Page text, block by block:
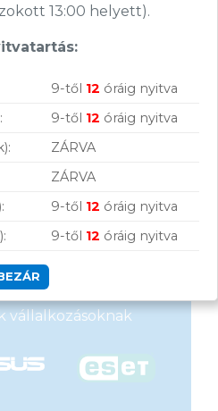
nálunk!
szállítás
vállalkozásoknak
13:00 helyett).
9-től 12 óráig nyitva
9-től 12 óráig nyitva
ZÁRVA
ZÁRVA
9-től 12 óráig nyitva
9-től 12 óráig nyitva